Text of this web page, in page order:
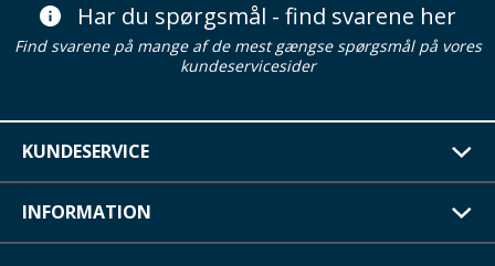
Har du spørgsmål - find svarene her
Find svarene på mange af de mest gængse spørgsmål på vores
kundeservicesider
KUNDESERVICE
INFORMATION